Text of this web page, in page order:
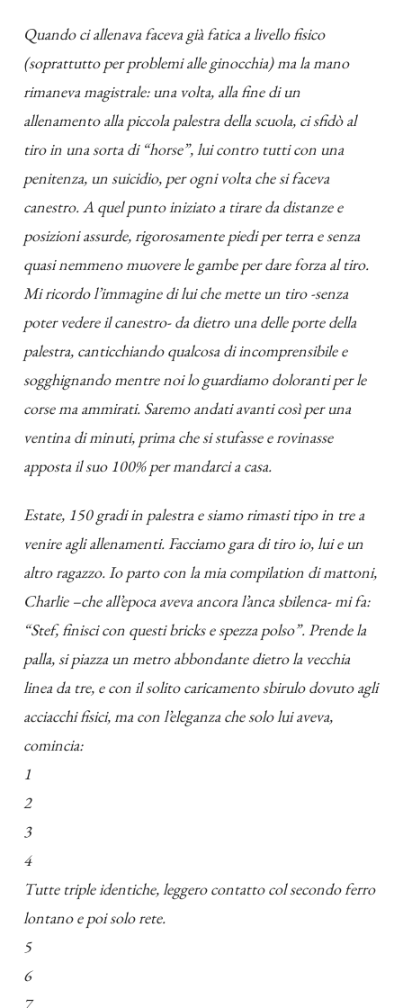
Quando ci allenava faceva già fatica a livello fisico
(soprattutto per problemi alle ginocchia) ma la mano
rimaneva magistrale: una volta, alla fine di un
allenamento alla piccola palestra della scuola, ci sfidò al
tiro in una sorta di “horse”, lui contro tutti con una
penitenza, un suicidio, per ogni volta che si faceva
canestro. A quel punto iniziato a tirare da distanze e
posizioni assurde, rigorosamente piedi per terra e senza
quasi nemmeno muovere le gambe per dare forza al tiro.
Mi ricordo l’immagine di lui che mette un tiro -senza
poter vedere il canestro- da dietro una delle porte della
palestra, canticchiando qualcosa di incomprensibile e
sogghignando mentre noi lo guardiamo doloranti per le
corse ma ammirati. Saremo andati avanti così per una
ventina di minuti, prima che si stufasse e rovinasse
apposta il suo 100% per mandarci a casa.
Estate, 150 gradi in palestra e siamo rimasti tipo in tre a
venire agli allenamenti. Facciamo gara di tiro io, lui e un
altro ragazzo. Io parto con la mia compilation di mattoni,
Charlie –che all’epoca aveva ancora l’anca sbilenca- mi fa:
“Stef, finisci con questi bricks e spezza polso”. Prende la
palla, si piazza un metro abbondante dietro la vecchia
linea da tre, e con il solito caricamento sbirulo dovuto agli
acciacchi fisici, ma con l’eleganza che solo lui aveva,
comincia:
1
2
3
4
Tutte triple identiche, leggero contatto col secondo ferro
lontano e poi solo rete.
5
6